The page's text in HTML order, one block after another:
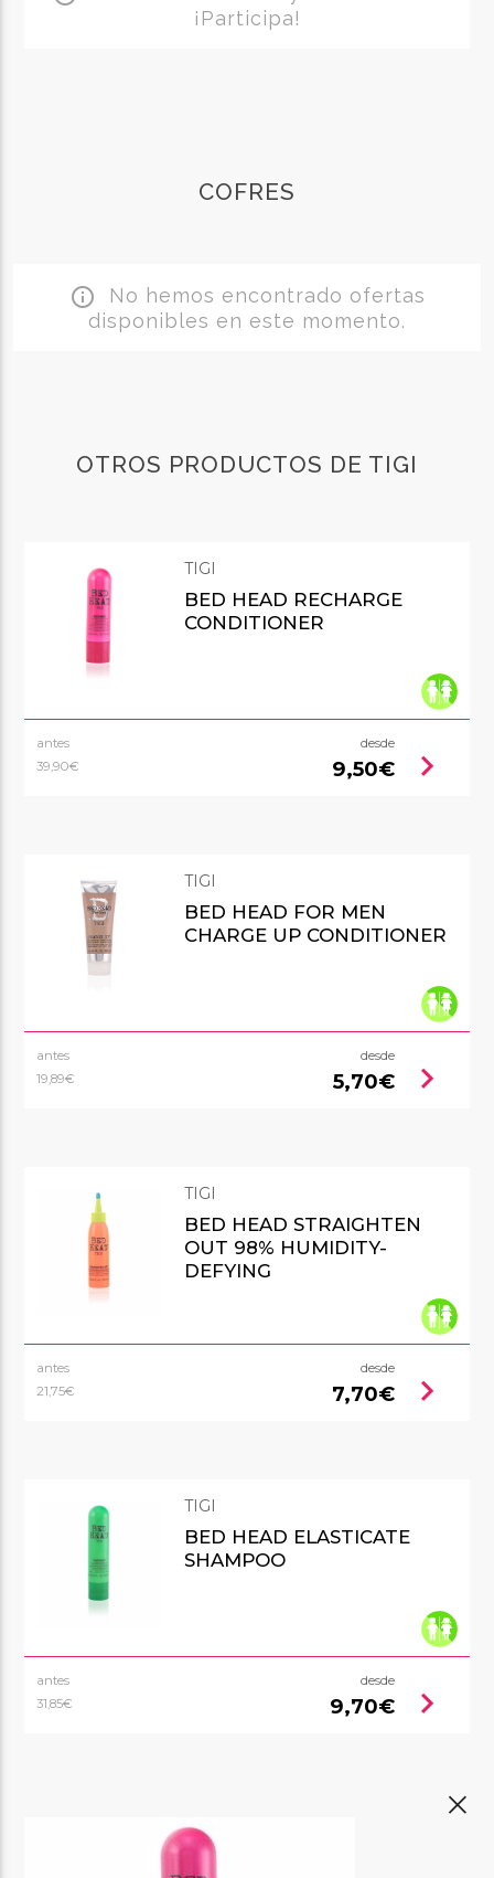
¡Participa!
COFRES
info_outline No hemos encontrado ofertas
disponibles en este momento.
OTROS PRODUCTOS DE TIGI
TIGI
BED HEAD RECHARGE
CONDITIONER
antes
39,90€
desde
9,50€ chevron_right
TIGI
BED HEAD FOR MEN
CHARGE UP CONDITIONER
antes
19,89€
desde
5,70€ chevron_right
TIGI
BED HEAD STRAIGHTEN
OUT 98% HUMIDITY-
DEFYING
antes
21,75€
desde
7,70€ chevron_right
TIGI
BED HEAD ELASTICATE
SHAMPOO
antes
31,85€
desde
9,70€ chevron_right